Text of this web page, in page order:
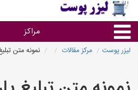
مراکز
لیزر پوست مرکز مقالات نمونه متن